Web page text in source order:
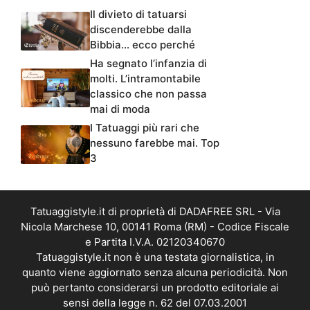
Il divieto di tatuarsi
discenderebbe dalla
Bibbia… ecco perché
Ha segnato l’infanzia di
molti. L’intramontabile
classico che non passa
mai di moda
I Tatuaggi più rari che
nessuno farebbe mai. Top
3
Tatuaggistyle.it di proprietà di DADAFREE SRL - Via
Nicola Marchese 10, 00141 Roma (RM) - Codice Fiscale
e Partita I.V.A. 02120340670
Tatuaggistyle.it non è una testata giornalistica, in
quanto viene aggiornato senza alcuna periodicità. Non
può pertanto considerarsi un prodotto editoriale ai
sensi della legge n. 62 del 07.03.2001